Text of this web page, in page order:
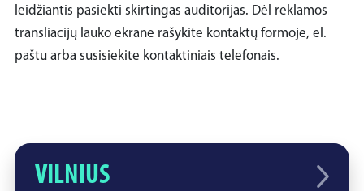
VILNIUS
leidžiantis pasiekti skirtingas auditorijas. Dėl reklamos
transliacijų lauko ekrane rašykite kontaktų formoje, el.
paštu arba susisiekite kontaktiniais telefonais.